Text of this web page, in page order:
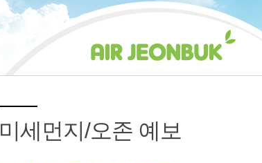
미세먼지/오존 예보